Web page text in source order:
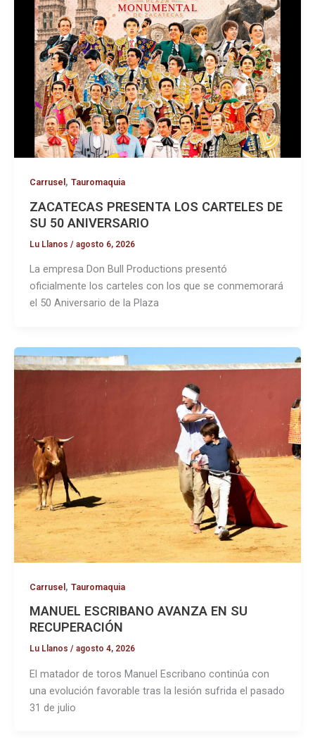
Carrusel , Tauromaquia
ZACATECAS PRESENTA LOS CARTELES DE
SU 50 ANIVERSARIO
Lu Llanos / agosto 6, 2026
La empresa Don Bull Productions presentó
oficialmente los carteles con los que se conmemorará
el 50 Aniversario de la Plaza
Carrusel , Tauromaquia
MANUEL ESCRIBANO AVANZA EN SU
RECUPERACIÓN
Lu Llanos / agosto 4, 2026
El matador de toros Manuel Escribano continúa con
una evolución favorable tras la lesión sufrida el pasado
31 de julio